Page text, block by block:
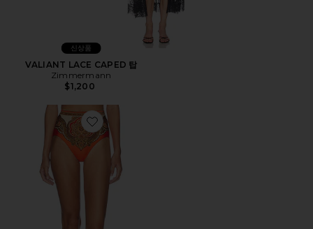
신상품
VALIANT LACE CAPED 탑
Zimmermann
$1,200
Favorite MAHON 하이웨이스트 팬츠